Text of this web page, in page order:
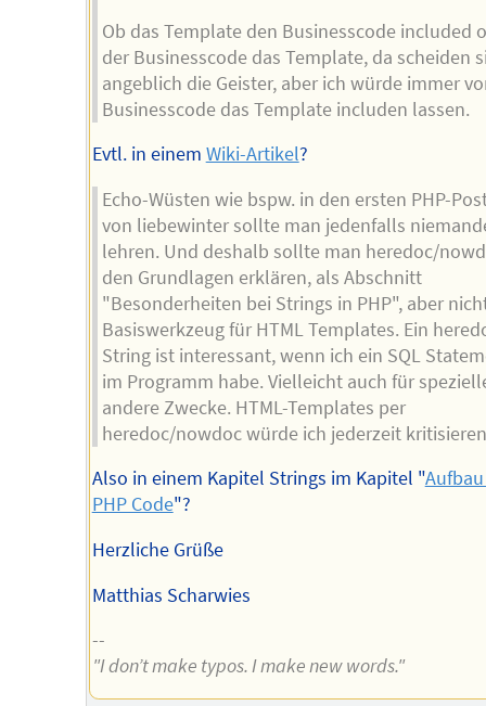
Ob das Template den Businesscode included
der Businesscode das Template, da scheiden
angeblich die Geister, aber ich würde immer
Businesscode das Template includen lassen.
Evtl. in einem Wiki-Artikel?
Echo-Wüsten wie bspw. in den ersten PHP-
von liebewinter sollte man jedenfalls
lehren. Und deshalb sollte man heredoc/
den Grundlagen erklären, als Abschnitt
"Besonderheiten bei Strings in PHP", aber
Basiswerkzeug für HTML Templates. Ein
String ist interessant, wenn ich ein SQL
im Programm habe. Vielleicht auch für
andere Zwecke. HTML-Templates per
heredoc/nowdoc würde ich jederzeit
Also in einem Kapitel Strings im Kapitel "
PHP Code"?
Herzliche Grüße
Matthias Scharwies
--
"I don’t make typos. I make new words."